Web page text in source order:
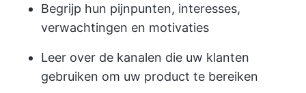
Begrijp hun pijnpunten, interesses,
verwachtingen en motivaties
Leer over de kanalen die uw klanten
gebruiken om uw product te bereiken